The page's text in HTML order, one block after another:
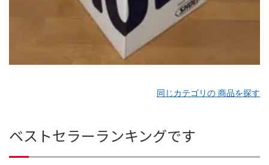
同じカテゴリの 商品を探す
ベストセラーランキングです